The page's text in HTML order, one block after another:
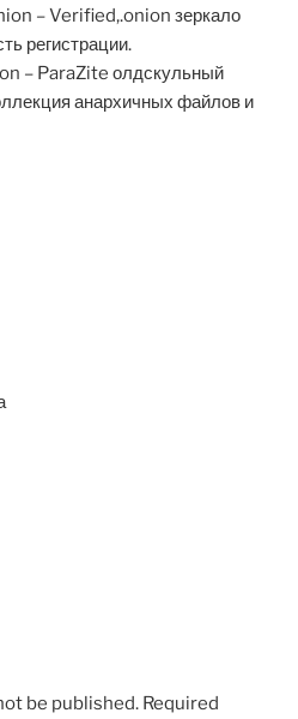
– Verified,.onion зеркало
регистрации.
– ParaZite олдскульный
анархичных файлов и
be published. Required